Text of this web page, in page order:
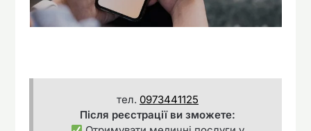
тел. 0973441125
Після реєстрації ви зможете: